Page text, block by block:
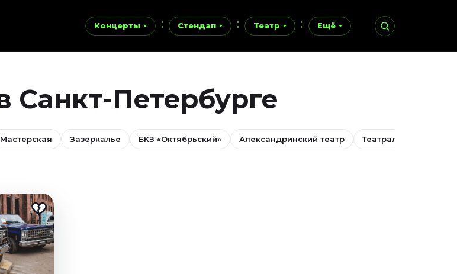
Концерты Стендап Театр Ещё
Санкт-Петербурге
Мастерская Зазеркалье БКЗ «Октябрьский» Александринский театр Театральная долина